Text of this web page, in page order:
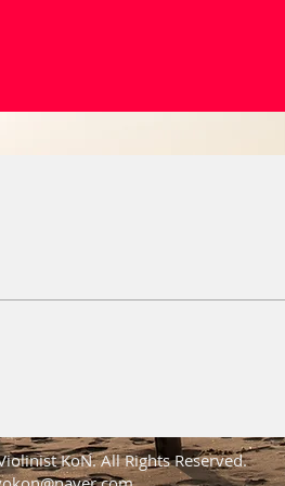
KoN. All Rights Reserved.